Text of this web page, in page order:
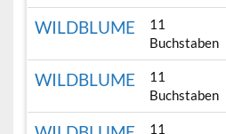
WILDBLUME
11
Buchstaben
WILDBLUME
11
Buchstaben
11